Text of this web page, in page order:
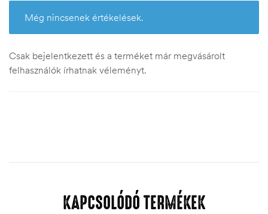
Még nincsenek értékelések.
Csak bejelentkezett és a terméket már megvásárolt
felhasználók írhatnak véleményt.
KAPCSOLÓDÓ TERMÉKEK